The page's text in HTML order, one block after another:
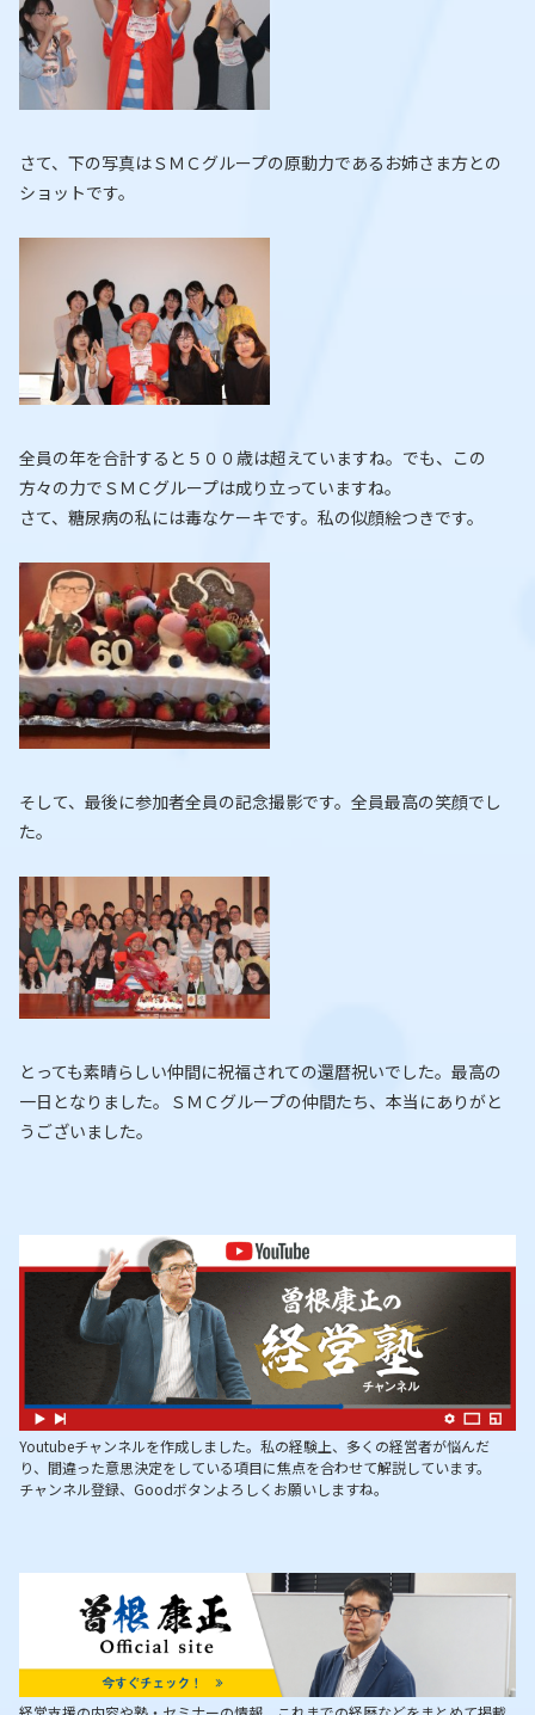
さて、下の写真はＳＭＣグループの原動力であるお姉さま方との
ショットです。
全員の年を合計すると５００歳は超えていますね。でも、この
方々の力でＳＭＣグループは成り立っていますね。
さて、糖尿病の私には毒なケーキです。私の似顔絵つきです。
そして、最後に参加者全員の記念撮影です。全員最高の笑顔でし
た。
とっても素晴らしい仲間に祝福されての還暦祝いでした。最高の
一日となりました。ＳＭＣグループの仲間たち、本当にありがと
うございました。
Youtubeチャンネルを作成しました。私の経験上、多くの経営者が悩んだ
り、間違った意思決定をしている項目に焦点を合わせて解説しています。
チャンネル登録、Goodボタンよろしくお願いしますね。